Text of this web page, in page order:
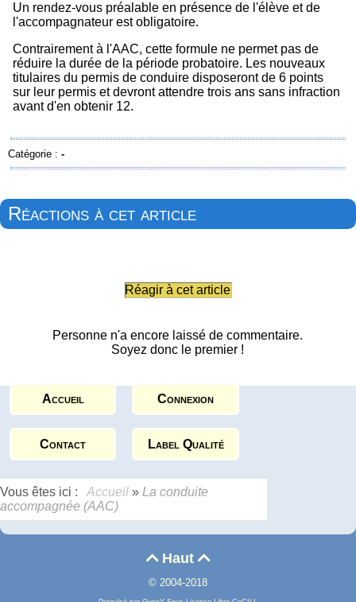
Un rendez-vous préalable en présence de l'élève et de
l'accompagnateur est obligatoire.
Contrairement à l'AAC, cette formule ne permet pas de
réduire la durée de la période probatoire. Les nouveaux
titulaires du permis de conduire disposeront de 6 points
sur leur permis et devront attendre trois ans sans infraction
avant d'en obtenir 12.
Catégorie : -
Réactions à cet article
Réagir à cet article
Personne n'a encore laissé de commentaire.
Soyez donc le premier !
Accueil Connexion
Contact Label Qualité
Vous êtes ici : Accueil » La conduite
accompagnée (AAC)
Haut 
© 2004-2018